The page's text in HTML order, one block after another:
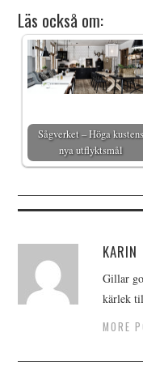
Läs också om:
Sågverket – Höga kustens
nya utflyktsmål
KARIN
Gillar
kärlek
MORE